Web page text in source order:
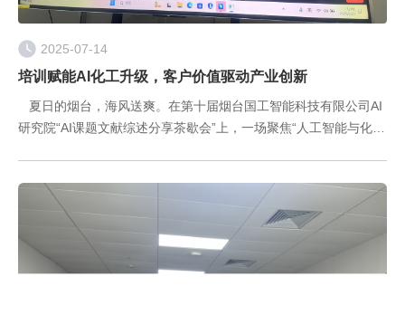
2025-07-14
培训赋能AI化工升级，客户价值驱动产业创新
夏日的烟台，海风送爽。在第十届烟台国工智能科技有限公司AI
研究院“AI课题文献综述分享茶歇会”上，一场聚焦“人工智能与化工